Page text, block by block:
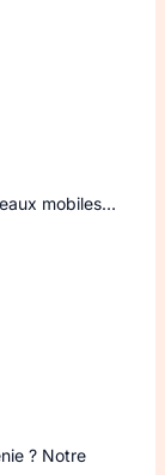
mobiles…
? Notre